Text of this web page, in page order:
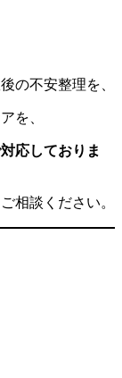
の不安整理を、
を、
応しておりま
相談ください。